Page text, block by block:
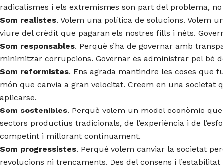
radicalismes i els extremismes son part del problema,
Som realistes. Volem una política de solucions. Volem
viure del crèdit que pagaran els nostres fills i néts.
Som responsables. Perquè s’ha de governar amb
minimitzar corrupcions. Governar és administrar pel bé
Som reformistes. Ens agrada mantindre les coses que
món que canvia a gran velocitat. Creem en una societat
aplicarse.
Som sostenibles. Perquè volem un model econòmic
sectors productius tradicionals, de l’experiència i de
competint i millorant contínuament.
Som progressistes. Perquè volem canviar la societat
revolucions ni trencaments. Des del consens i